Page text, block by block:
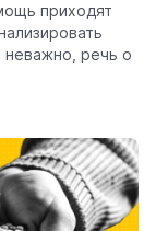
приходят
речь о